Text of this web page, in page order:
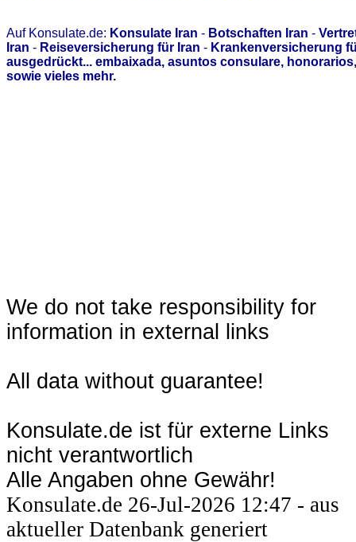
Auf Konsulate.de: Konsulate Iran - Botschaften Iran -
Iran - Reiseversicherung für Iran - Krankenversicherung
ausgedrückt... embaixada, asuntos consulare,
sowie vieles mehr.
We do not take responsibility for
information in external links
All data without guarantee!
Konsulate.de ist für externe Links
nicht verantwortlich
Alle Angaben ohne Gewähr!
Konsulate.de 26-Jul-2026 12:47 - aus
aktueller Datenbank generiert